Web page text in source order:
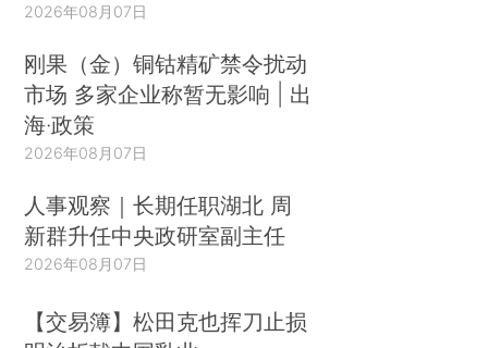
2026年08月07日
刚果（金）铜钴精矿禁令扰动
市场 多家企业称暂无影响 | 出
海·政策
2026年08月07日
人事观察｜长期任职湖北 周
新群升任中央政研室副主任
2026年08月07日
【交易簿】松田克也挥刀止损